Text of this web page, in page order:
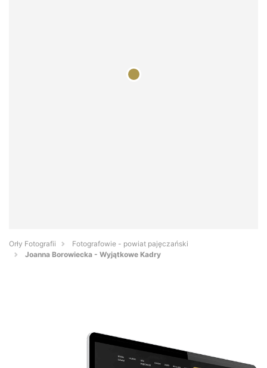
Orły Fotografii
Fotografowie - powiat pajęczański
Joanna Borowiecka - Wyjątkowe Kadry